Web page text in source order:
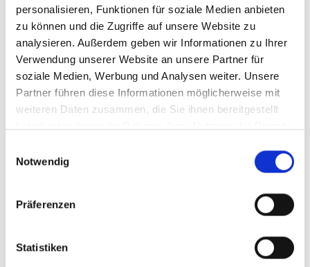
personalisieren, Funktionen für soziale Medien anbieten
zu können und die Zugriffe auf unsere Website zu
analysieren. Außerdem geben wir Informationen zu Ihrer
Verwendung unserer Website an unsere Partner für
soziale Medien, Werbung und Analysen weiter. Unsere
Partner führen diese Informationen möglicherweise mit
weiteren Daten zusammen, die Sie ihnen bereitgestellt
Notwendig
Präferenzen
Statistiken
Artikelnummer 340ASDC-02